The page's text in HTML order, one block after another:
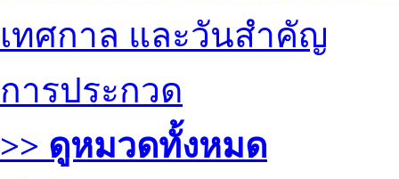
เทศกาล และวันสำคัญ
การประกวด
>> ดูหมวดทั้งหมด